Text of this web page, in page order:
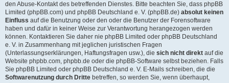
den Abuse-Kontakt des betreffenden Dienstes. Bitte beachten Sie, dass phpBB
Limited (phpBB.com) und phpBB Deutschland e. V. (phpBB.de) absolut keinen
Einfluss auf die Benutzung oder den oder die Benutzer der Forensoftware
haben und dafür in keiner Weise zur Verantwortung herangezogen werden
können. Kontaktieren Sie daher nie phpBB Limited oder phpBB Deutschland
e. V. in Zusammenhang mit jeglichen juristischen Fragen
(Unterlassungserklärungen, Haftungsfragen usw.), die sich nicht direkt auf die
Website phpbb.com, phpbb.de oder die phpBB-Software selbst beziehen. Falls
Sie phpBB Limited oder phpBB Deutschland e. V. E-Mails schreiben, die die
Softwarenutzung durch Dritte betreffen, so werden Sie, wenn überhaupt,